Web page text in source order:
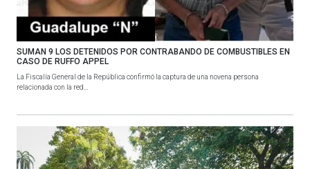
SUMAN 9 LOS DETENIDOS POR CONTRABANDO DE COMBUSTIBLES EN
CASO DE RUFFO APPEL
La Fiscalía General de la República confirmó la captura de una novena persona
relacionada con la red...